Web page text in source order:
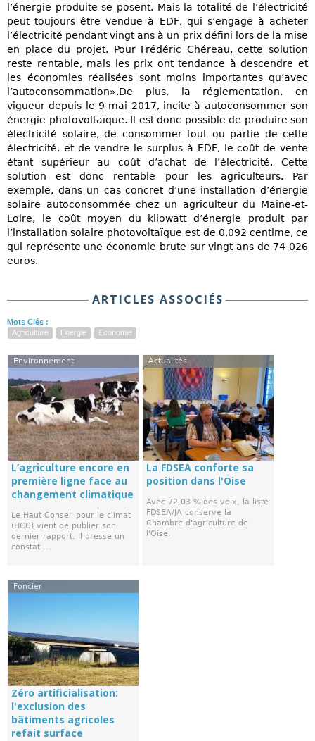
l’énergie produite se posent. Mais la totalité de l’électricité
peut toujours être vendue à EDF, qui s’engage à acheter
l’électricité pendant vingt ans à un prix défini lors de la mise
en place du projet. Pour Frédéric Chéreau, cette solution
reste rentable, mais les prix ont tendance à descendre et
les économies réalisées sont moins importantes qu’avec
l’autoconsommation».De plus, la réglementation, en
vigueur depuis le 9 mai 2017, incite à autoconsommer son
énergie photovoltaïque. Il est donc possible de produire son
électricité solaire, de consommer tout ou partie de cette
électricité, et de vendre le surplus à EDF, le coût de vente
étant supérieur au coût d’achat de l’électricité. Cette
solution est donc rentable pour les agriculteurs. Par
exemple, dans un cas concret d’une installation d’énergie
solaire autoconsommée chez un agriculteur du Maine-et-
Loire, le coût moyen du kilowatt d’énergie produit par
l’installation solaire photovoltaïque est de 0,092 centime, ce
qui représente une économie brute sur vingt ans de 74 026
euros.
ARTICLES ASSOCIÉS
Mots Clés :
Agriculture
Energie Economie
Environnement
L’agriculture encore en
première ligne face au
changement climatique
Le Haut Conseil pour le climat
(HCC) vient de publier son
dernier rapport. Il dresse un
constat ...
Actualités
La FDSEA conforte sa
position dans l'Oise
Avec 72,03 % des voix, la liste
FDSEA/JA conserve la
Chambre d'agriculture de
l'Oise.
Foncier
Zéro artificialisation:
l'exclusion des
bâtiments agricoles
refait surface